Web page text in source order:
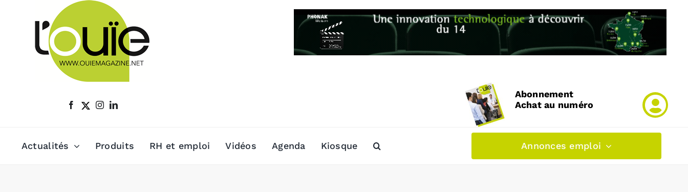
Abonnement
Achat au numéro
Actualités Produits RH et emploi Vidéos Agenda Kiosque Annonces emploi